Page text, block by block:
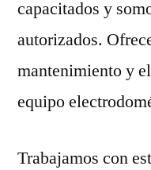
capacitados y
autorizados.
mantenimiento y
equipo
Trabajamos con